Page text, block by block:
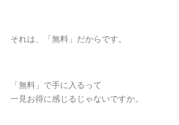
それは、「無料」だからです。
「無料」で手に入るって
一見お得に感じるじゃないですか。